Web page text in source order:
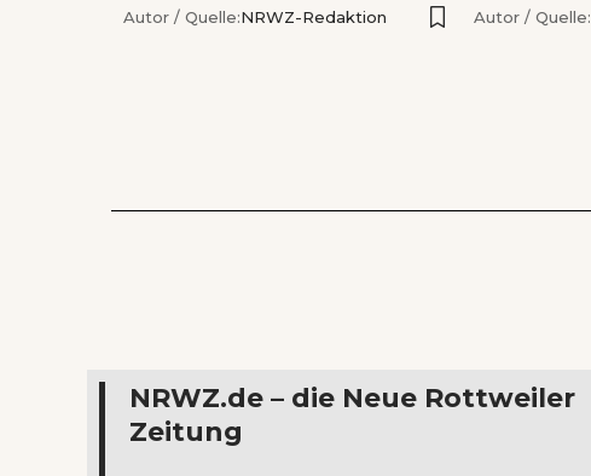
Autor / Quelle:NRWZ-Redaktion Autor / Quelle:
NRWZ.de – die Neue Rottweiler
Zeitung